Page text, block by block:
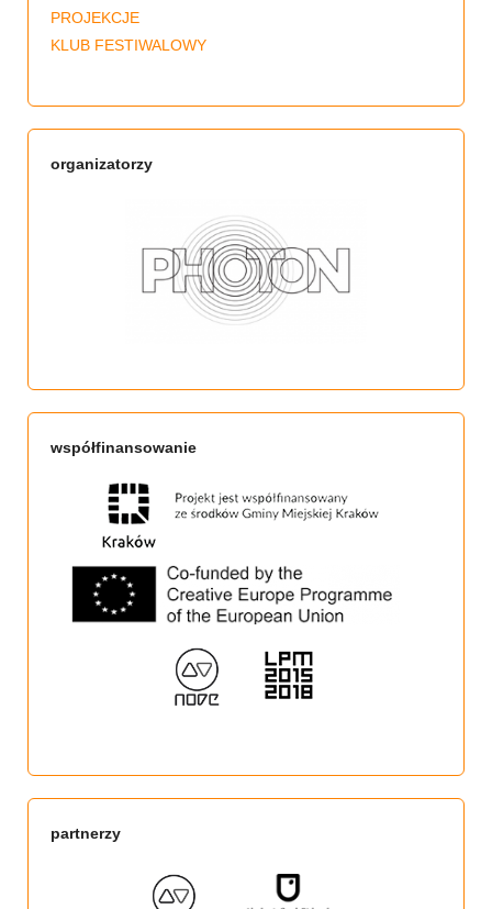
PROJEKCJE
KLUB FESTIWALOWY
organizatorzy
współfinansowanie
partnerzy